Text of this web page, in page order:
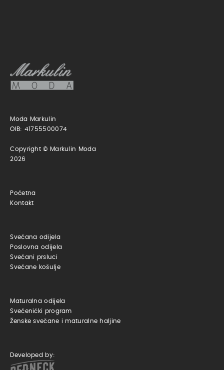
Moda Markulin
OIB: 41755500074
Copyright © Markulin Moda
2026
Početna
Kontakt
Svečana odijela
Poslovna odijela
Svečani prsluci
Svečane košulje
Maturalna odijela
Svečenićki program
Ženske svečane i maturalne haljine
Developed by: